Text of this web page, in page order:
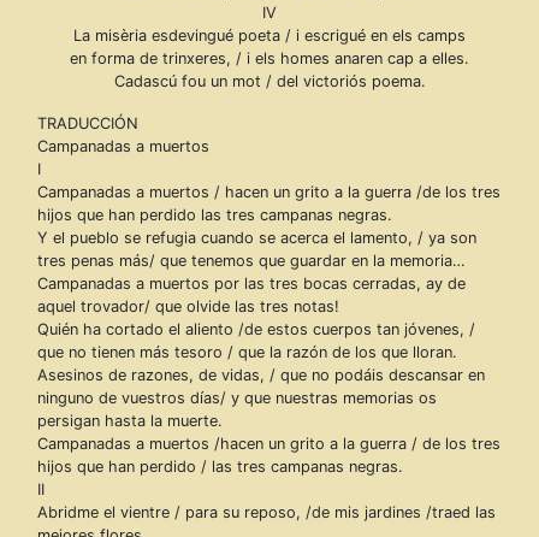
IV
La misèria esdevingué poeta / i escrigué en els camps
en forma de trinxeres, / i els homes anaren cap a elles.
Cadascú fou un mot / del victoriós poema.
TRADUCCIÓN
Campanadas a muertos
I
Campanadas a muertos / hacen un grito a la guerra /de los tres
hijos que han perdido las tres campanas negras.
Y el pueblo se refugia cuando se acerca el lamento, / ya son
tres penas más/ que tenemos que guardar en la memoria…
Campanadas a muertos por las tres bocas cerradas, ay de
aquel trovador/ que olvide las tres notas!
Quién ha cortado el aliento /de estos cuerpos tan jóvenes, /
que no tienen más tesoro / que la razón de los que lloran.
Asesinos de razones, de vidas, / que no podáis descansar en
ninguno de vuestros días/ y que nuestras memorias os
persigan hasta la muerte.
Campanadas a muertos /hacen un grito a la guerra / de los tres
hijos que han perdido / las tres campanas negras.
II
Abridme el vientre / para su reposo, /de mis jardines /traed las